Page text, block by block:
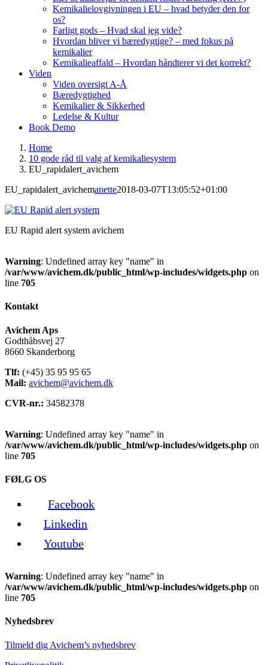
Kemikalielovgivningen i EU – hvad betyder den for
os?
Farligt gods – Hvad skal jeg vide?
Hvordan bliver vi bæredygtige? – med fokus på
kemikalier
Kemikalieaffald – Hvordan håndterer vi det korrekt?
Viden
Viden oversigt A-Å
Bæredygtighed
Kemikalier & Sikkerhed
Ledelse & Kultur
Book Demo
Home
10 gode råd til valg af kemikaliesystem
EU_rapidalert_avichem
EU_rapidalert_avichemanette2018-03-07T13:05:52+01:00
EU Rapid alert system avichem
Warning: Undefined array key "name" in
/var/www/avichem.dk/public_html/wp-includes/widgets.php on
line 705
Kontakt
Avichem Aps
Godthåbsvej 27
8660 Skanderborg
Tlf: (+45) 35 95 95 65
Mail: avichem@avichem.dk
CVR-nr.: 34582378
Warning: Undefined array key "name" in
/var/www/avichem.dk/public_html/wp-includes/widgets.php on
line 705
FØLG OS
Facebook
Linkedin
Youtube
Warning: Undefined array key "name" in
/var/www/avichem.dk/public_html/wp-includes/widgets.php on
line 705
Nyhedsbrev
Tilmeld dig Avichem’s nyhedsbrev